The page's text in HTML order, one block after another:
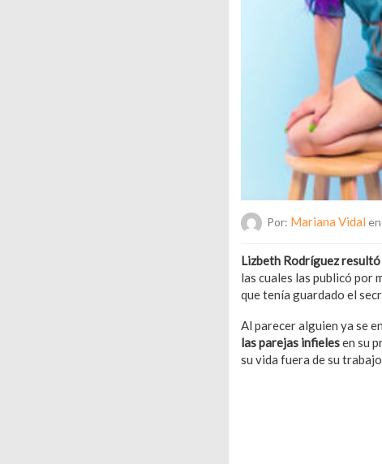
Por: Mariana Vidal
Lizbeth Rodríguez
las cuales las publicó por
que tenía guardado el
Al parecer alguien ya se
las parejas infielesen su
su vida fuera de su